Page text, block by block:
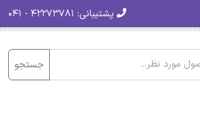
پشتیبانی:
جستجو